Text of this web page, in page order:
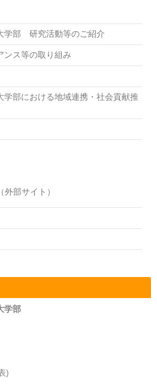
学部 研究活動等のご紹介
ンス等の取り組み
学部における地域連携・社会貢献推
部サイト）
学部
)